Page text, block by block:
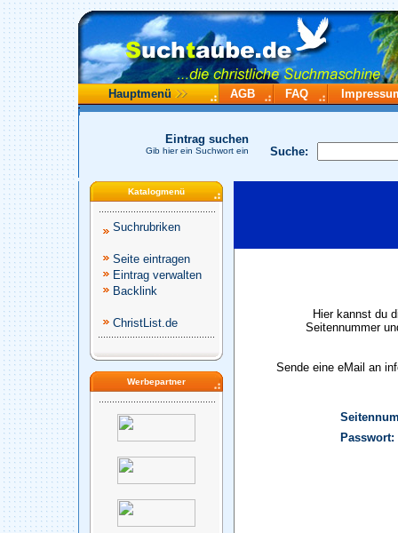
Hauptmenü AGB FAQ
Suche:
Eintrag suchen
Gib hier ein Suchwort ein
Katalogmenü
Suchrubriken
Seite eintragen
Eintrag verwalten
Backlink
ChristList.de
Werbepartner
Hier kannst du
Seitennummer
Sende eine eMail an
Passwort: